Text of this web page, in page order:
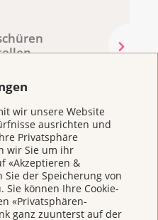
wir unsere Website
ausrichten und
Privatsphäre
wir Sie um ihr
«Akzeptieren &
Sie der Speicherung von
Sie können Ihre Cookie-
«Privatsphären-
ganz zuunterst auf der
Uhr
( pdf,380 KB)
Loslassen, Tod
Gespräche werden
Der Fokus liegt
Jugendlichen. Es wird
arbeitet mit dem
zusammen. In
sind
tätig, die
die individuellen